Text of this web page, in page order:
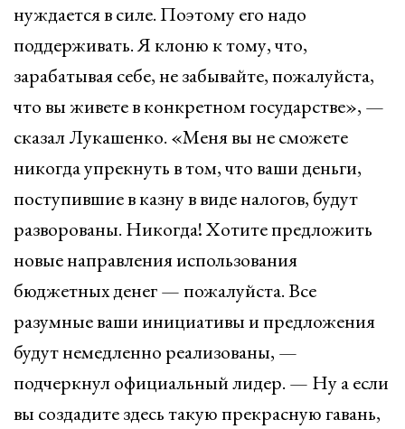
нуждается в силе. Поэтому его надо
поддерживать. Я клоню к тому, что,
зарабатывая себе, не забывайте, пожалуйста,
что вы живете в конкретном государстве», —
сказал Лукашенко. «Меня вы не сможете
никогда упрекнуть в том, что ваши деньги,
поступившие в казну в виде налогов, будут
разворованы. Никогда! Хотите предложить
новые направления использования
бюджетных денег — пожалуйста. Все
разумные ваши инициативы и предложения
будут немедленно реализованы, —
подчеркнул официальный лидер. — Ну а если
вы создадите здесь такую прекрасную гавань,